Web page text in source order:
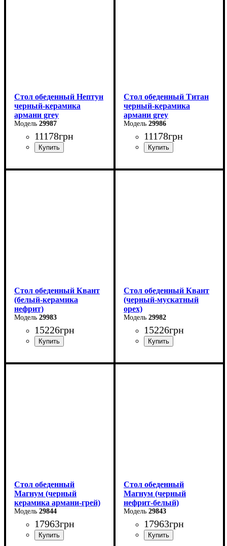
Стол обеденный Нептун
черный-керамика
армани grey
29987
11178грн
Ширина: 110 см
Стол обеденный Титан
черный-керамика
армани grey
29986
11178грн
Длина: 110 см
Стол обеденный Квант
(белый-керамика
нефрит)
29983
15226грн
Длина - 160 (+60) см
Стол обеденный Квант
(черный-мускатный
орех)
29982
15226грн
Длина - 160 (+60) см
Стол обеденный
Магнум (черный
керамика армани-грей)
29844
17963грн
Стол обеденный
Магнум (черный
нефрит-белый)
29843
17963грн